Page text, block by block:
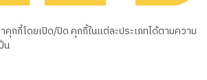
กกี้โดยเปิด/ปิด คุกกี้ในแต่ละประเภทได้ตามความ
น